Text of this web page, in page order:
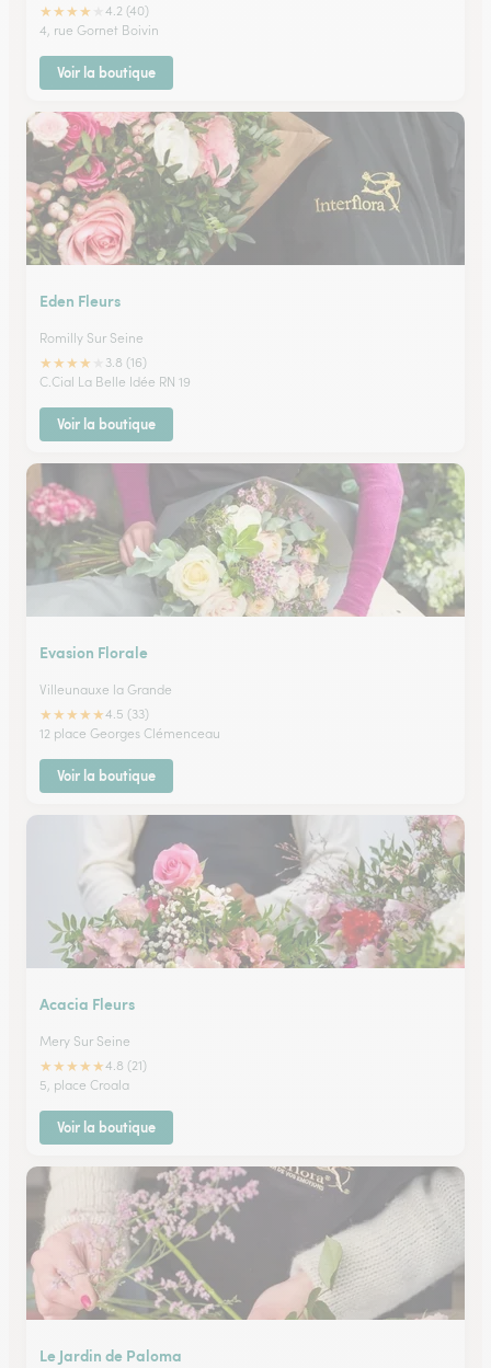
★★★★
4.2 (40)
4, rue Gornet Boivin
Voir la boutique
Eden Fleurs
Romilly Sur Seine
★★★★
3.8 (16)
C.Cial La Belle Idée RN 19
Voir la boutique
Evasion Florale
Villeunauxe la Grande
★★★★★4.5 (33)
12 place Georges Clémenceau
Voir la boutique
Acacia Fleurs
Mery Sur Seine
★★★★★4.8 (21)
5, place Croala
Voir la boutique
Le Jardin de Paloma